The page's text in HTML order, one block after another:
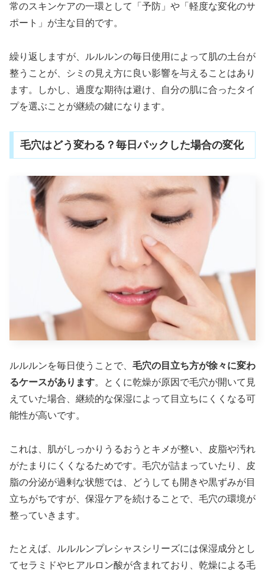
常のスキンケアの一環として「予防」や「軽度な変化のサ
ポート」が主な目的です。
繰り返しますが、ルルルンの毎日使用によって肌の土台が
整うことが、シミの見え方に良い影響を与えることはあり
ます。しかし、過度な期待は避け、自分の肌に合ったタイ
プを選ぶことが継続の鍵になります。
毛穴はどう変わる？毎日パックした場合の変化
ルルルンを毎日使うことで、 毛穴の目立ち方が徐々に変わ
るケースがあります。とくに乾燥が原因で毛穴が開いて見
えていた場合、継続的な保湿によって目立ちにくくなる可
能性が高いです。
これは、肌がしっかりうるおうとキメが整い、皮脂や汚れ
がたまりにくくなるためです。毛穴が詰まっていたり、皮
脂の分泌が過剰な状態では、どうしても開きや黒ずみが目
立ちがちですが、保湿ケアを続けることで、毛穴の環境が
整っていきます。
たとえば、ルルルンプレシャスシリーズには保湿成分とし
てセラミドやヒアルロン酸が含まれており、乾燥による毛